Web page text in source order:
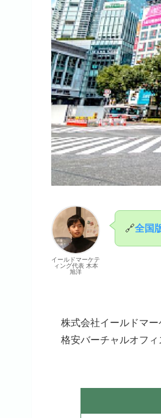
イールドマーケテ
ィング代表 木本
旭洋
🔗全国
株式会社イールドマ
格安バーチャルオフィ